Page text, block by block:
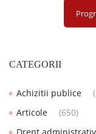
CATEGORII
Achizitii publice
Articole
(650)